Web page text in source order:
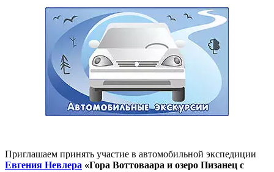
Приглашаем принять участие в автомобильной экспедиции
Евгения Невлера «Гора Воттоваара и озеро Пизанец с